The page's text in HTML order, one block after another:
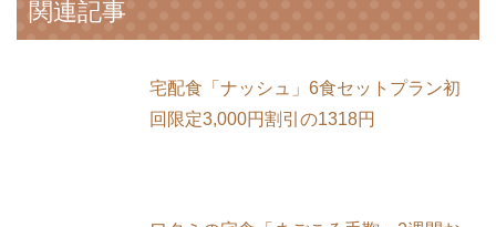
関連記事
宅配食「ナッシュ」6食セットプラン初
回限定3,000円割引の1318円